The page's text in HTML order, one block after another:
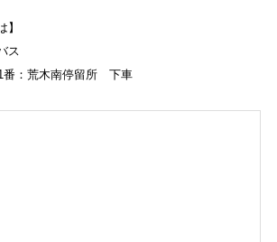
】
ス
：荒木南停留所 下車